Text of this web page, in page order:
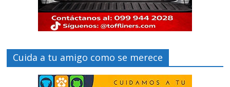
Cuida a tu amigo como se merece